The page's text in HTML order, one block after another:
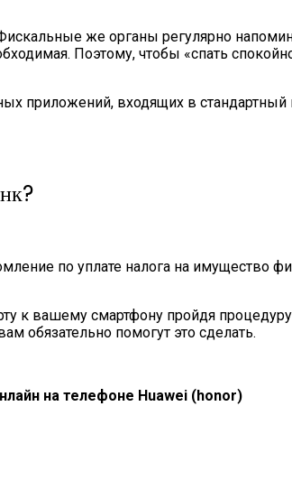
же органы регулярно
Поэтому, чтобы «спать
приложений, входящих в стандартный
по уплате налога на имущество
к вашему смартфону пройдя процедуру
обязательно помогут это сделать.
на телефоне Huawei(honor)